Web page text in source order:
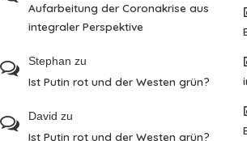
Aufarbeitung der Coronakrise aus
integraler Perspektive
Stephan zu
Ist Putin rot und der Westen grün?
David zu
Ist Putin rot und der Westen grün?